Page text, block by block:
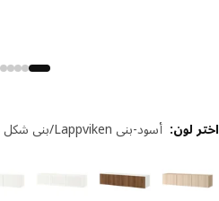
لون: أسود-بني Lappviken/بني شكل خشب الجوز